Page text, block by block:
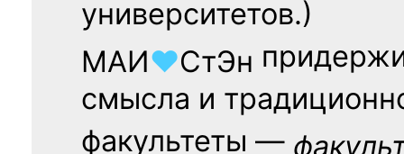
университетов.)
МАИ♥СтЭн
смысла и
факультеты —